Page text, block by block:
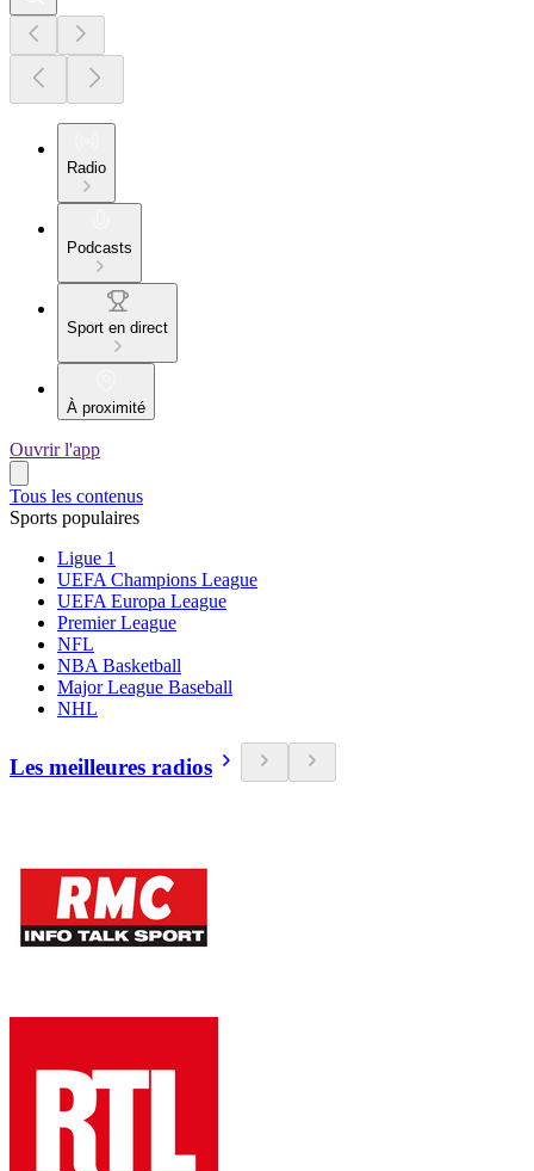
Radio
Podcasts
Sport en direct
À proximité
Ouvrir l'app
Tous les contenus
Sports populaires
Ligue 1
UEFA Champions League
UEFA Europa League
Premier League
NFL
NBA Basketball
Major League Baseball
NHL
Les meilleures radios